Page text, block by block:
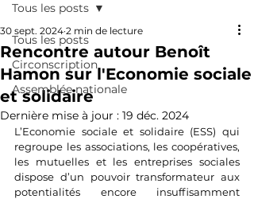
Tous les posts
Circonscription
Assemblée nationale
Tous les posts
Rencontre autour Benoît
Hamon sur l'Economie sociale
et solidaire
30 sept. 2024 2 min de lecture
Dernière mise à jour : 19 déc. 2024
L’Economie sociale et solidaire (ESS) qui
regroupe les associations, les coopératives,
les mutuelles et les entreprises sociales
dispose d’un pouvoir transformateur aux
potentialités encore insuffisamment